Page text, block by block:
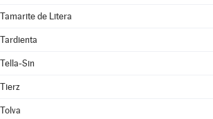
Tamarite de Litera
Tardienta
Tella-Sin
Tierz
Tolva